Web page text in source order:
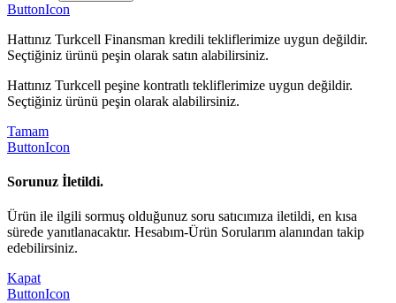
ButtonIcon
Hattınız Turkcell Finansman kredili tekliflerimize uygun değildir.
Seçtiğiniz ürünü peşin olarak satın alabilirsiniz.
Hattınız Turkcell peşine kontratlı tekliflerimize uygun değildir.
Seçtiğiniz ürünü peşin olarak alabilirsiniz.
Tamam
ButtonIcon
Sorunuz İletildi.
Ürün ile ilgili sormuş olduğunuz soru satıcımıza iletildi, en kısa
sürede yanıtlanacaktır. Hesabım-Ürün Sorularım alanından takip
edebilirsiniz.
Kapat
ButtonIcon